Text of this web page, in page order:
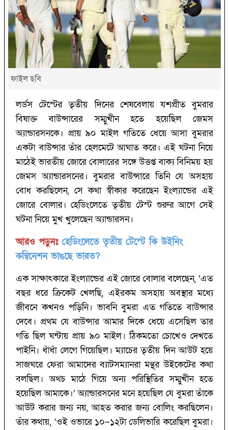
ফাইল ছবি
লর্ডস টেস্টের তৃতীয় দিনের শেষবেলায় যশপ্রীত বুমরার
বিষাক্ত বাউন্সারের সম্মুখীন হতে হয়েছিল জেমস
অ্যান্ডারসনকে। প্রায় ৯০ মাইল গতিতে ধেয়ে আসা বুমরার
একটা বাউন্সার তাঁর হেলমেটে আঘাত করে। এই ঘটনা নিয়ে
মাঠেই ভারতীয় জোরে বোলারের সঙ্গে উত্তপ্ত বাক্য বিনিময় হয়
জেমস অ্যান্ডারসনের। বুমরার বাউন্সারে তিনি যে অসহায়
বোধ করছিলেন, সে কথা স্বীকার করেছেন ইংল্যান্ডের এই
জোরে বোলার। হেডিংলেতে তৃতীয় টেস্ট শুরুর আগে সেই
ঘটনা নিয়ে মুখ খুলেছেন অ্যান্ডারসন।
আরও পড়ুনঃ হেডিংলেতে তৃতীয় টেস্টে কি উইনিং
কম্বিনেশন ভাঙছে ভারত?‌
এক সাক্ষাৎকারে ইংল্যান্ডের এই জোরে বোলার বলেছেন, ‘‌এত
বছর ধরে ক্রিকেট খেলছি, এইরকম অসহায় অবস্থার মধ্যে
জীবনে কখনও পড়িনি। ভাবনি বুমরা এত গতিতে বাউন্সার
দেবে। প্রথম যে বাউন্সার আমার দিকে ধেয়ে এসেছিল তার
গতি ছিল ঘন্টায় প্রায় ৯০ মাইল। ঠিকমতো চোখেও দেখতে
পাইনি। ধাঁধাঁ লেগে গিয়েছিল। ম্যাচের তৃতীয় দিন আউট হয়ে
সাজঘরে ফেরা আমাদের ব্যাটসম্যানরা মন্থর উইকেটের কথা
বলছিল। অথচ মাঠে গিয়ে অন্য পরিস্থিতির সম্মুখীন হতে
হয়েছিল আমাকে।’‌ অ্যান্ডারসনের মনে হয়েছিল যে বুমরা তাঁকে
আউট করার জন্য নয়, আহত করার জন্য বোলিং করছিলেন।
তাঁর কথায়, ‘‌ওই ওভারে ১০–১২টা ডেলিভারি করেছিল বুমরা।